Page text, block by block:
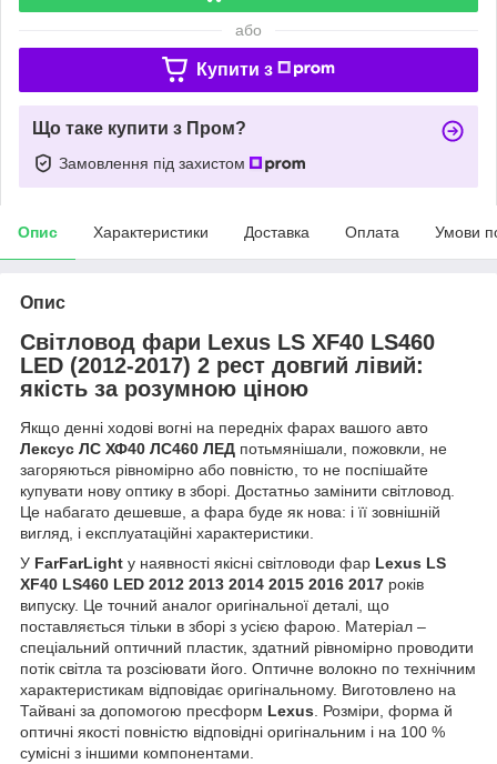
або
Купити з
Що таке купити з Пром?
Замовлення під захистом
Опис Характеристики Доставка Оплата Умови
Опис
Світловод фари Lexus LS XF40 LS460
LED (2012-2017) 2 рест довгий лівий:
якість за розумною ціною
Якщо денні ходові вогні на передніх фарах вашого авто
Лексус ЛС ХФ40 ЛС460 ЛЕД потьмянішали, пожовкли, не
загоряються рівномірно або повністю, то не поспішайте
купувати нову оптику в зборі. Достатньо замінити світловод.
Це набагато дешевше, а фара буде як нова: і її зовнішній
вигляд, і експлуатаційні характеристики.
У FarFarLight у наявності якісні світловоди фар Lexus LS
XF40 LS460 LED 2012 2013 2014 2015 2016 2017 років
випуску. Це точний аналог оригінальної деталі, що
поставляється тільки в зборі з усією фарою. Матеріал –
спеціальний оптичний пластик, здатний рівномірно проводити
потік світла та розсіювати його. Оптичне волокно по технічним
характеристикам відповідає оригінальному. Виготовлено на
Тайвані за допомогою пресформ Lexus. Розміри, форма й
оптичні якості повністю відповідні оригінальним і на 100 %
сумісні з іншими компонентами.